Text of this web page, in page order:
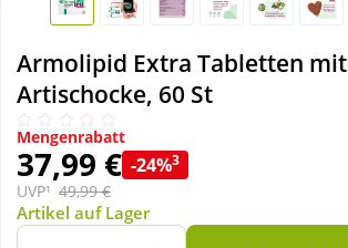
Sanitätshaus
Sport & Fitness
Armolipid Extra Tabletten mit
Artischocke, 60 St
Mengenrabatt
37,99 € -24%3
UVP¹ 49,99 €
Artikel auf Lager